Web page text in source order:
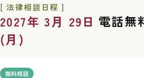
[ 法律相談日程 ]
2027年 3月 29日
(月)
電話無
無料相談